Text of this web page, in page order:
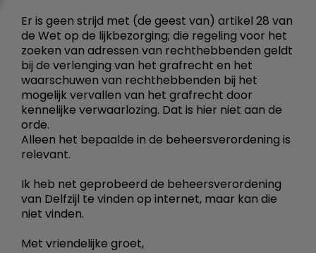
Er is geen strijd met (de geest van) artikel 28 van
de Wet op de lijkbezorging; die regeling voor het
zoeken van adressen van rechthebbenden geldt
bij de verlenging van het grafrecht en het
waarschuwen van rechthebbenden bij het
mogelijk vervallen van het grafrecht door
kennelijke verwaarlozing. Dat is hier niet aan de
orde.
Alleen het bepaalde in de beheersverordening is
relevant.
Ik heb net geprobeerd de beheersverordening
van Delfzijl te vinden op internet, maar kan die
niet vinden.
Met vriendelijke groet,